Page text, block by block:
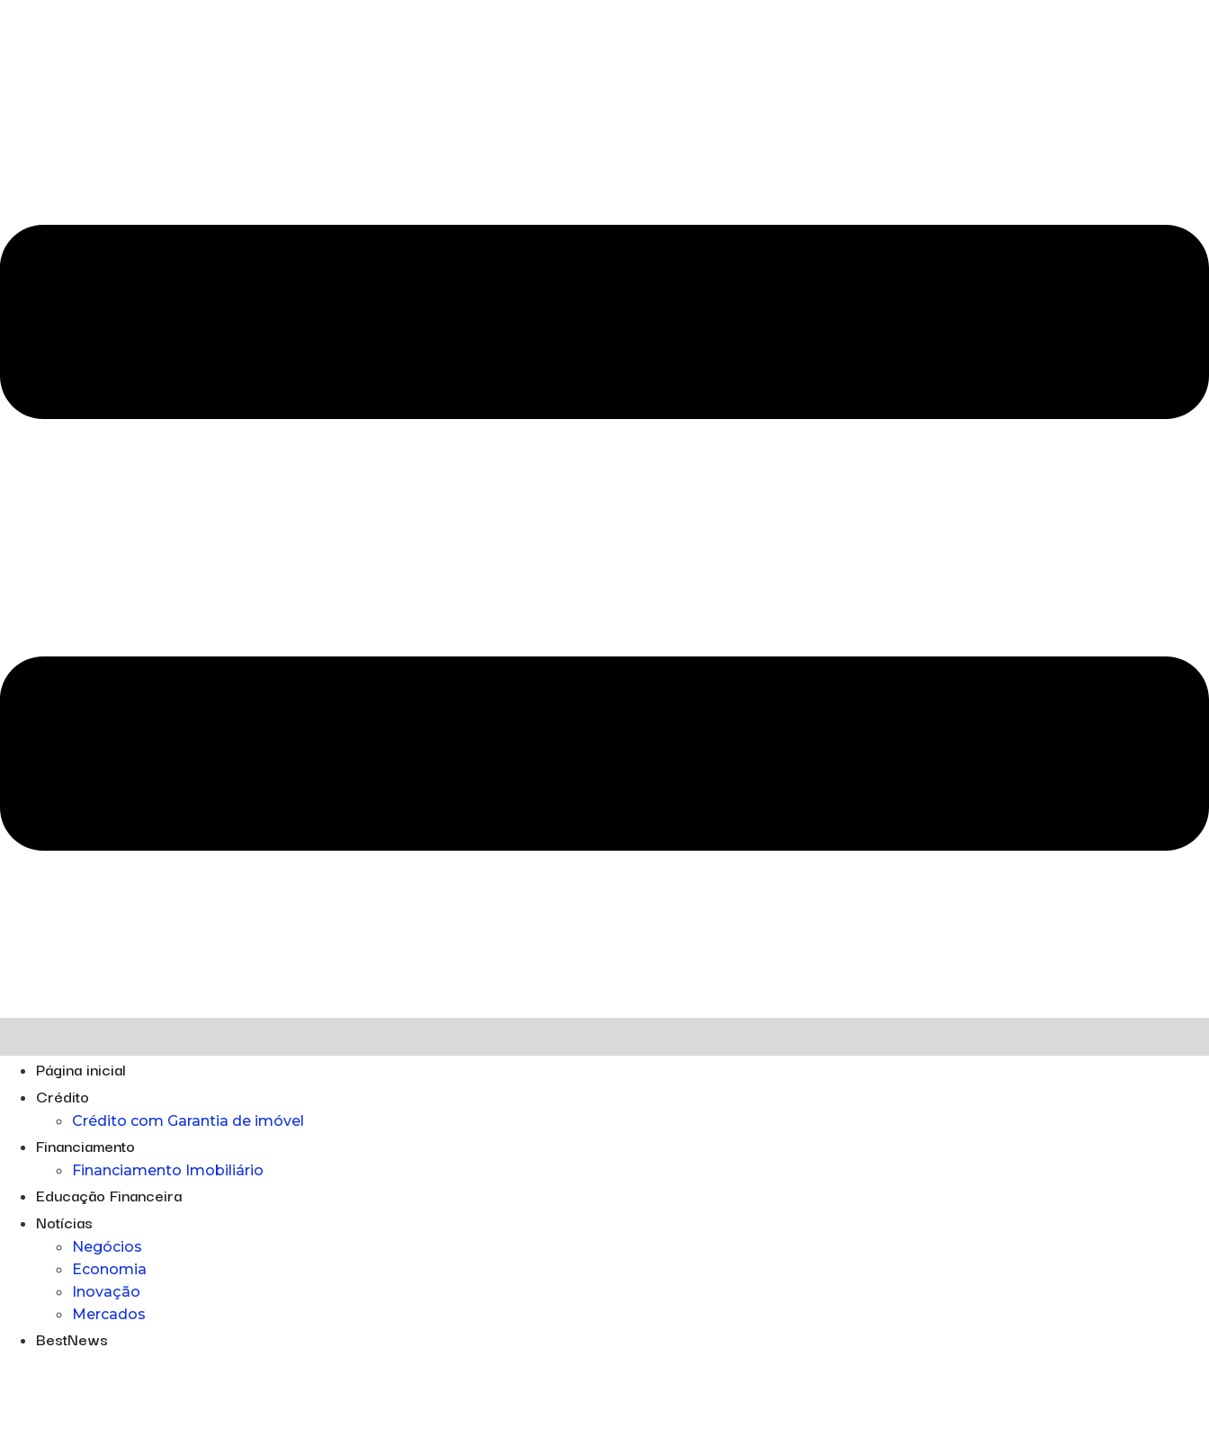
Página inicial
Crédito
Crédito com Garantia de imóvel
Financiamento
Financiamento Imobiliário
Educação Financeira
Notícias
Negócios
Economia
Inovação
Mercados
BestNews